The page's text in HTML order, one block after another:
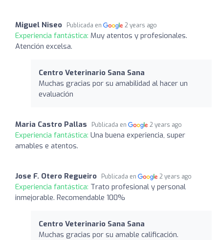
Miguel Niseo Publicada en 2 years ago
Experiencia fantástica: Muy atentos y profesionales.
Atención excelsa.
Centro Veterinario Sana Sana
Muchas gracias por su amabilidad al hacer un
evaluación
Maria Castro Pallas Publicada en 2 years ago
Experiencia fantástica: Una buena experiencia, super
amables e atentos.
Jose F. Otero Regueiro Publicada en 2 years ago
Experiencia fantástica: Trato profesional y personal
inmejorable. Recomendable 100%
Centro Veterinario Sana Sana
Muchas gracias por su amable calificación.